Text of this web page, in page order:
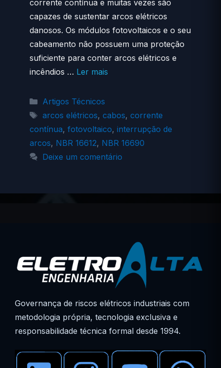
corrente contínua e muitas vezes são
capazes de sustentar arcos elétricos
danosos. Os módulos fotovoltaicos e o seu
cabeamento não possuem uma proteção
suficiente para conter arcos elétricos e
incêndios … Ler mais
Categorias
Artigos Técnicos
Tags
arcos elétricos, cabos, corrente
contínua, fotovoltaico, interrupção de
arcos, NBR 16612, NBR 16690
Deixe um comentário
Governança de riscos elétricos industriais com
metodologia própria, tecnologia exclusiva e
responsabilidade técnica formal desde 1994.